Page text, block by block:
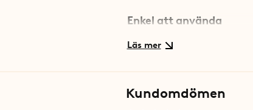
Enkel att använda
Specifikationer
Kundomdömen